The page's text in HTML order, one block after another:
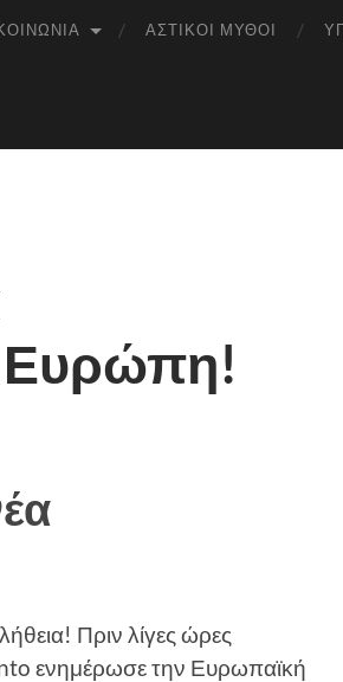
ΑΣΤΙΚΟΊ ΜΎΘΟΙ
Ευρώπη!
Πριν λίγες ώρες
ενημέρωσε την Ευρωπαϊκή